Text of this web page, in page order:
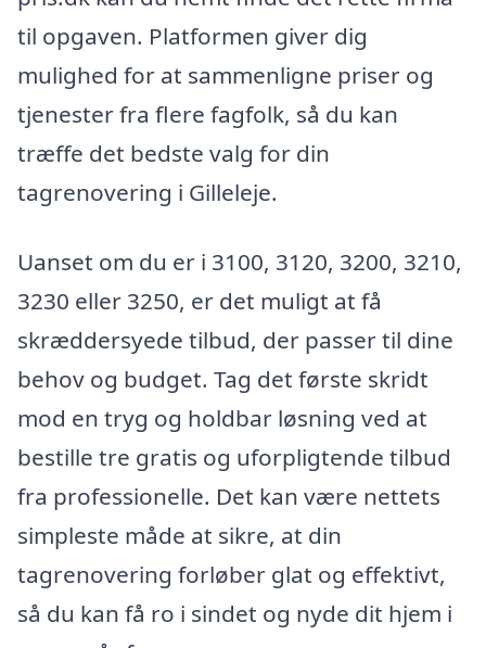
til opgaven. Platformen giver dig
mulighed for at sammenligne priser og
tjenester fra flere fagfolk, så du kan
træffe det bedste valg for din
tagrenovering i Gilleleje.
Uanset om du er i 3100, 3120, 3200, 3210,
3230 eller 3250, er det muligt at få
skræddersyede tilbud, der passer til dine
behov og budget. Tag det første skridt
mod en tryg og holdbar løsning ved at
bestille tre gratis og uforpligtende tilbud
fra professionelle. Det kan være nettets
simpleste måde at sikre, at din
tagrenovering forløber glat og effektivt,
så du kan få ro i sindet og nyde dit hjem i